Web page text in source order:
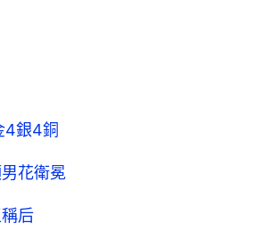
4銀4銅
花衛冕
后